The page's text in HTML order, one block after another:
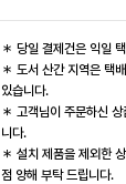
＊ 당일 결제건은 익일
＊ 도서 산간 지역은 택
있습니다.
＊ 고객님이 주문하신
니다.
＊ 설치 제품을 제외한
점 양해 부탁 드립니다.